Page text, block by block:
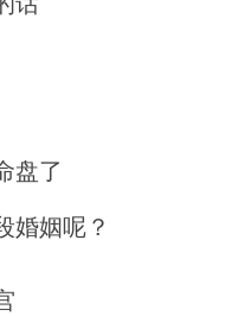
盘了
婚姻呢？